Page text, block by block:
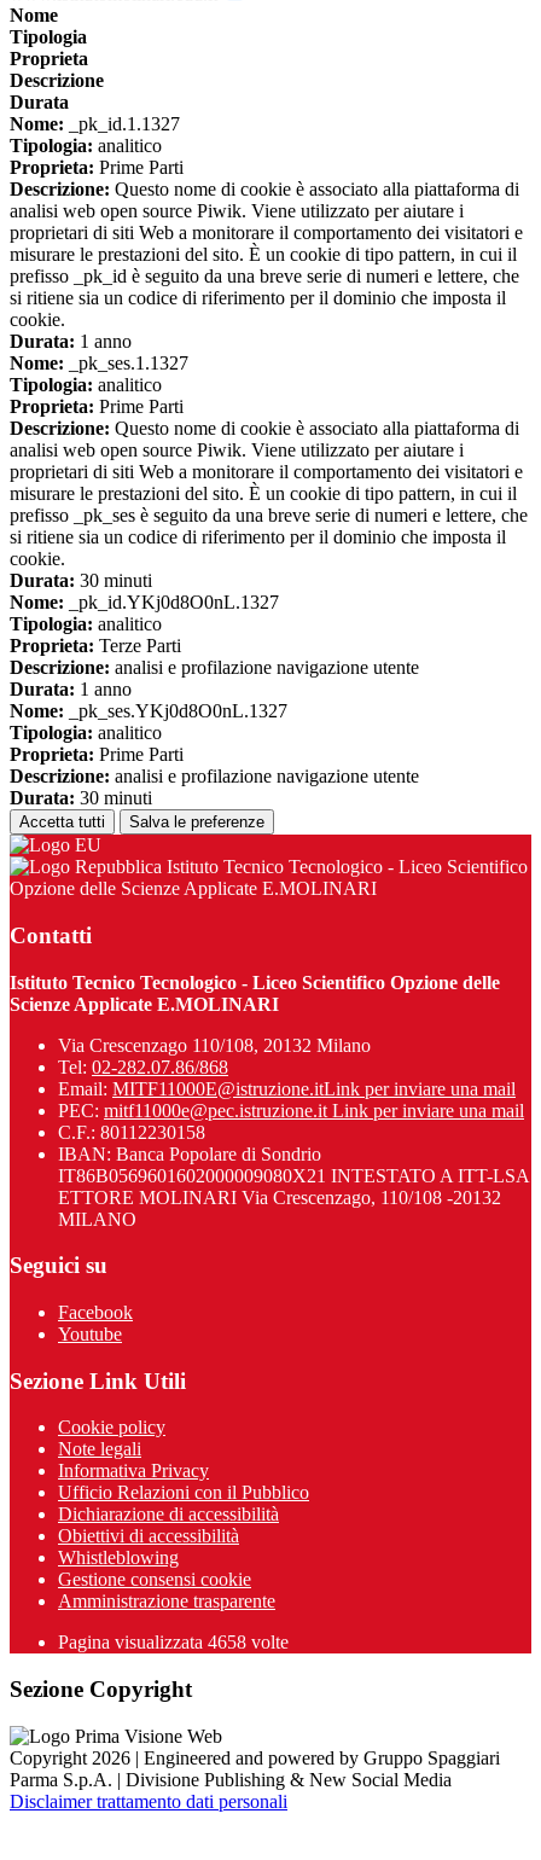
Nome
Tipologia
Proprieta
Descrizione
Durata
Nome: _pk_id.1.1327
Tipologia: analitico
Proprieta: Prime Parti
Descrizione: Questo nome di cookie è associato alla piattaforma di
analisi web open source Piwik. Viene utilizzato per aiutare i
proprietari di siti Web a monitorare il comportamento dei visitatori e
misurare le prestazioni del sito. È un cookie di tipo pattern, in cui il
prefisso _pk_id è seguito da una breve serie di numeri e lettere, che
si ritiene sia un codice di riferimento per il dominio che imposta il
cookie.
Durata: 1 anno
Nome: _pk_ses.1.1327
Tipologia: analitico
Proprieta: Prime Parti
Descrizione: Questo nome di cookie è associato alla piattaforma di
analisi web open source Piwik. Viene utilizzato per aiutare i
proprietari di siti Web a monitorare il comportamento dei visitatori e
misurare le prestazioni del sito. È un cookie di tipo pattern, in cui il
prefisso _pk_ses è seguito da una breve serie di numeri e lettere, che
si ritiene sia un codice di riferimento per il dominio che imposta il
cookie.
Durata: 30 minuti
Nome: _pk_id.YKj0d8O0nL.1327
Tipologia: analitico
Proprieta: Terze Parti
Descrizione: analisi e profilazione navigazione utente
Durata: 1 anno
Nome: _pk_ses.YKj0d8O0nL.1327
Tipologia: analitico
Proprieta: Prime Parti
Descrizione: analisi e profilazione navigazione utente
Durata: 30 minuti
Accetta tutti Salva le preferenze
Istituto Tecnico Tecnologico - Liceo Scientifico
Opzione delle Scienze Applicate E.MOLINARI
Contatti
Istituto Tecnico Tecnologico - Liceo Scientifico Opzione delle
Scienze Applicate E.MOLINARI
Via Crescenzago 110/108, 20132 Milano
Tel: 02-282.07.86/868
Email: MITF11000E@istruzione.itLink per inviare una mail
PEC: mitf11000e@pec.istruzione.it Link per inviare una mail
C.F.: 80112230158
IBAN: Banca Popolare di Sondrio
IT86B0569601602000009080X21 INTESTATO A ITT-LSA
ETTORE MOLINARI Via Crescenzago, 110/108 -20132
MILANO
Seguici su
Facebook
Youtube
Sezione Link Utili
Cookie policy
Note legali
Informativa Privacy
Ufficio Relazioni con il Pubblico
Dichiarazione di accessibilità
Obiettivi di accessibilità
Whistleblowing
Gestione consensi cookie
Amministrazione trasparente
Pagina visualizzata 4658 volte
Sezione Copyright
Copyright 2026 | Engineered and powered by Gruppo Spaggiari
Parma S.p.A. | Divisione Publishing & New Social Media
Disclaimer trattamento dati personali